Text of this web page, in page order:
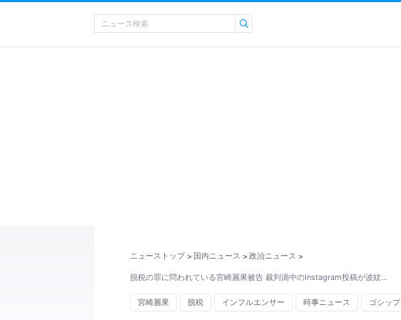
ニューストップ > 国内ニュース > 政治ニュース >
脱税の罪に問われている宮崎麗果被告 裁判渦中のInstagram投稿が波紋…
宮崎麗果 脱税 インフルエンサー 時事ニュース ゴシップ